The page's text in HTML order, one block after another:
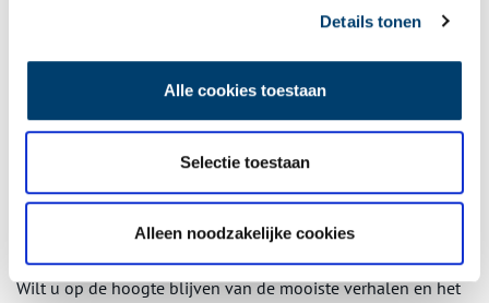
Details tonen
Alle cookies toestaan
Selectie toestaan
Alleen noodzakelijke cookies
Pasen, staat Bachs bekendste werk geprogrammeerd. Uiteraard in
: Jan van Baar, Regionaal Archief Alkmaar
Publicatiedatum: 17/08/2011
Ontvang de nieuwsbrief
Wilt u op de hoogte blijven van de mooiste verhalen en het